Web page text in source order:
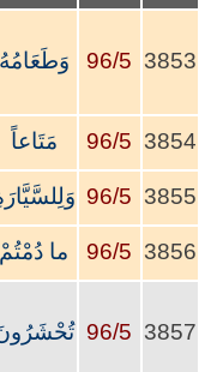
3853
96/5 وَطَعَامُهُ
3854
96/5 مَتَاعاً
3855
96/5
3856
96/5 ما دُمْتُمْ
3857
96/5